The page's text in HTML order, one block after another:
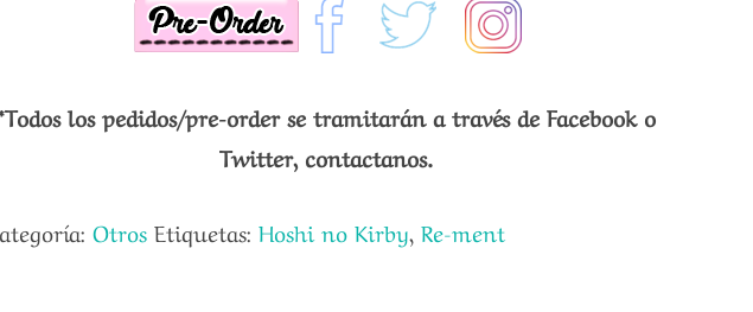
*Todos los pedidos/pre-order se tramitarán a través de Facebook o
Twitter, contactanos.
Otros Etiquetas: Hoshi no Kirby, Re-ment